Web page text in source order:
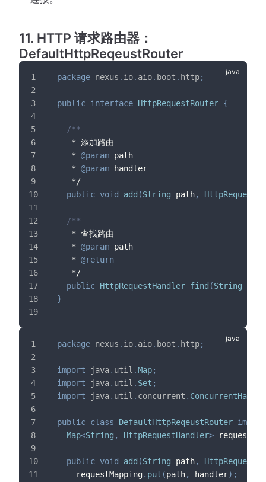
11. HTTP 请求路由器：
DefaultHttpReqeustRouter
package nexus . io. aio. boot . http;
public interface HttpRequestRouter {
/**
   * 添加路由
   *
@param path
   *
@param
handler
   */
public void add (String path,
/**
   * 查找路由
   *
@param path
   *
@return
   */
public HttpRequestHandler find (String
}
package nexus . io. aio. boot . http;
import java. util .Map;
import
java. util . Set ;
import
java. util . concurrent .
public class DefaultHttpReqeustRouter
Map<String , HttpRequestHandler>
public void add (String path,
    requestMapping
. put (path, handler) ;